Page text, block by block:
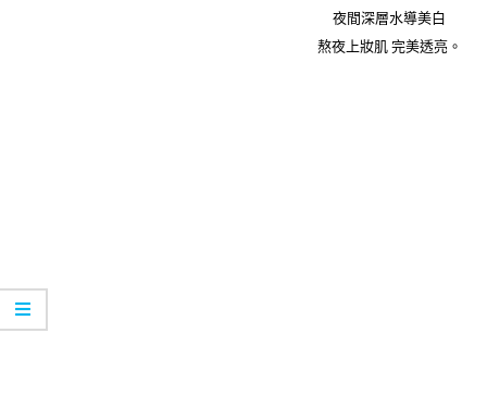
夜間深層水導美白
熬夜上妝肌 完美透亮。